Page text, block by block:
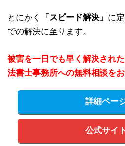
とにかく 「スピード解決」 に
での解決に至ります。
被害を一日でも早く解決され
法書士事務所への無料相談をお
詳細ペー
公式サイ